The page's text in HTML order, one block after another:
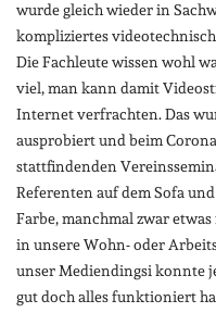
wurde gleich wieder in
kompliziertes
Die Fachleute wissen wohl
viel, man kann damit
Internet verfrachten. Das
ausprobiert und beim
stattfindenden
Referenten auf dem Sofa
Farbe, manchmal zwar
in unsere Wohn- oder
unser Mediendingsi konnte
gut doch alles funktioniert